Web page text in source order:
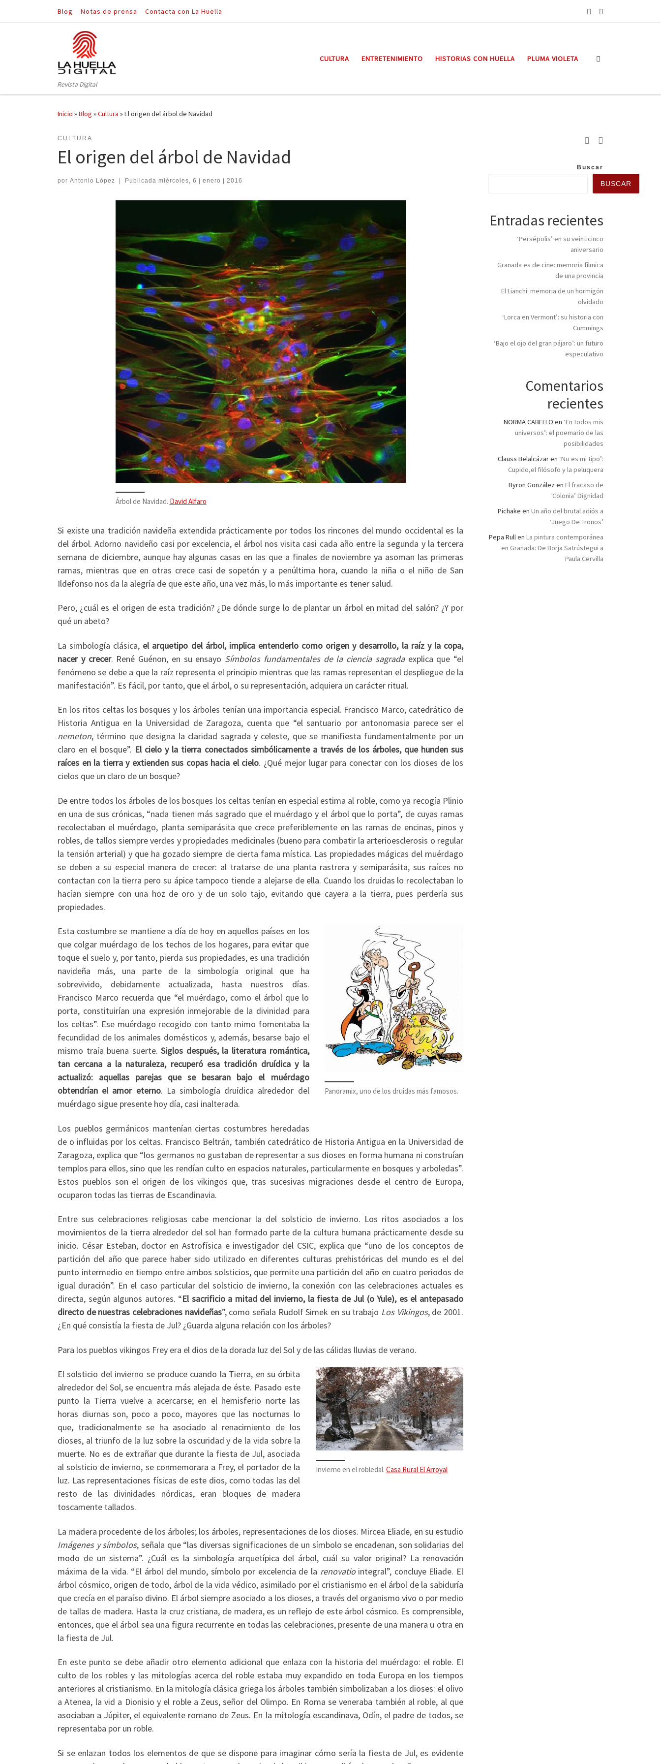
Saltar al contenido
Blog Notas de prensa Contacta con La Huella
Revista Digital
CULTURA ENTRETENIMIENTO HISTORIAS CON HUELLA PLUMA VIOLETA
Inicio »Blog »Cultura »El origen del árbol de Navidad
CULTURA
El origen del árbol de Navidad
por Antonio López Publicada miércoles, 6 | enero | 2016
Árbol de Navidad. David Alfaro
Si existe una tradición navideña extendida prácticamente por todos los rincones del mundo occidental es la
del árbol. Adorno navideño casi por excelencia, el árbol nos visita casi cada año entre la segunda y la tercera
semana de diciembre, aunque hay algunas casas en las que a finales de noviembre ya asoman las primeras
ramas, mientras que en otras crece casi de sopetón y a penúltima hora, cuando la niña o el niño de San
Ildefonso nos da la alegría de que este año, una vez más, lo más importante es tener salud.
Pero, ¿cuál es el origen de esta tradición? ¿De dónde surge lo de plantar un árbol en mitad del salón? ¿Y por
qué un abeto?
La simbología clásica, el arquetipo del árbol, implica entenderlo como origen y desarrollo, la raíz y la copa,
nacer y crecer. René Guénon, en su ensayo Símbolos fundamentales de la ciencia sagradaexplica que “el
fenómeno se debe a que la raíz representa el principio mientras que las ramas representan el despliegue de la
manifestación”. Es fácil, por tanto, que el árbol, o su representación, adquiera un carácter ritual.
En los ritos celtas los bosques y los árboles tenían una importancia especial. Francisco Marco, catedrático de
Historia Antigua en la Universidad de Zaragoza, cuenta que “el santuario por antonomasia parece ser el
nemeton, término que designa la claridad sagrada y celeste, que se manifiesta fundamentalmente por un
claro en el bosque”. El cielo y la tierra conectados simbólicamente a través de los árboles, que hunden sus
raíces en la tierra y extienden sus copas hacia el cielo. ¿Qué mejor lugar para conectar con los dioses de los
cielos que un claro de un bosque?
De entre todos los árboles de los bosques los celtas tenían en especial estima al roble, como ya recogía Plinio
en una de sus crónicas, “nada tienen más sagrado que el muérdago y el árbol que lo porta”, de cuyas ramas
recolectaban el muérdago, planta semiparásita que crece preferiblemente en las ramas de encinas, pinos y
robles, de tallos siempre verdes y propiedades medicinales (bueno para combatir la arterioesclerosis o regular
la tensión arterial) y que ha gozado siempre de cierta fama mística. Las propiedades mágicas del muérdago
se deben a su especial manera de crecer: al tratarse de una planta rastrera y semiparásita, sus raíces no
contactan con la tierra pero su ápice tampoco tiende a alejarse de ella. Cuando los druidas lo recolectaban lo
hacían siempre con una hoz de oro y de un solo tajo, evitando que cayera a la tierra, pues perdería sus
propiedades.
Panoramix, uno de los druidas más famosos.
Esta costumbre se mantiene a día de hoy en aquellos países en los
que colgar muérdago de los techos de los hogares, para evitar que
toque el suelo y, por tanto, pierda sus propiedades, es una tradición
navideña más, una parte de la simbología original que ha
sobrevivido, debidamente actualizada, hasta nuestros días.
Francisco Marco recuerda que “el muérdago, como el árbol que lo
porta, constituirían una expresión inmejorable de la divinidad para
los celtas”. Ese muérdago recogido con tanto mimo fomentaba la
fecundidad de los animales domésticos y, además, besarse bajo el
mismo traía buena suerte.Siglos después, la literatura romántica,
tan cercana a la naturaleza, recuperó esa tradición druídica y la
actualizó: aquellas parejas que se besaran bajo el muérdago
obtendrían el amor eterno. La simbología druídica alrededor del
muérdago sigue presente hoy día, casi inalterada.
Los pueblos germánicos mantenían ciertas costumbres heredadas
de o influidas por los celtas. Francisco Beltrán, también catedrático de Historia Antigua en la Universidad de
Zaragoza, explica que “los germanos no gustaban de representar a sus dioses en forma humana ni construían
templos para ellos, sino que les rendían culto en espacios naturales, particularmente en bosques y arboledas”.
Estos pueblos son el origen de los vikingos que, tras sucesivas migraciones desde el centro de Europa,
ocuparon todas las tierras de Escandinavia.
Entre sus celebraciones religiosas cabe mencionar la del solsticio de invierno. Los ritos asociados a los
movimientos de la tierra alrededor del sol han formado parte de la cultura humana prácticamente desde su
inicio. César Esteban, doctor en Astrofísica e investigador del CSIC, explica que “uno de los conceptos de
partición del año que parece haber sido utilizado en diferentes culturas prehistóricas del mundo es el del
punto intermedio en tiempo entre ambos solsticios, que permite una partición del año en cuatro periodos de
igual duración”. En el caso particular del solsticio de invierno, la conexión con las celebraciones actuales es
directa, según algunos autores. “El sacrificio a mitad del invierno, la fiesta de Jul (o Yule), es el antepasado
directo de nuestras celebraciones navideñas”, como señala Rudolf Simek en su trabajo Los Vikingos, de 2001.
¿En qué consistía la fiesta de Jul? ¿Guarda alguna relación con los árboles?
Para los pueblos vikingos Frey era el dios de la dorada luz del Sol y de las cálidas lluvias de verano.
Invierno en el robledal. Casa Rural El Arroyal
El solsticio del invierno se produce cuando la Tierra, en su órbita
alrededor del Sol, se encuentra más alejada de éste. Pasado este
punto la Tierra vuelve a acercarse; en el hemisferio norte las
horas diurnas son, poco a poco, mayores que las nocturnas lo
que, tradicionalmente se ha asociado al renacimiento de los
dioses, al triunfo de la luz sobre la oscuridad y de la vida sobre la
muerte. No es de extrañar que durante la fiesta de Jul, asociada
al solsticio de invierno, se conmemorara a Frey, el portador de la
luz. Las representaciones físicas de este dios, como todas las del
resto de las divinidades nórdicas, eran bloques de madera
toscamente tallados.
La madera procedente de los árboles; los árboles, representaciones de los dioses. Mircea Eliade, en su estudio
Imágenes y símbolos, señala que “las diversas significaciones de un símbolo se encadenan, son solidarias del
modo de un sistema”. ¿Cuál es la simbología arquetípica del árbol, cuál su valor original? La renovación
máxima de la vida. “El árbol del mundo, símbolo por excelencia de la renovatiointegral”, concluye Eliade. El
árbol cósmico, origen de todo, árbol de la vida védico, asimilado por el cristianismo en el árbol de la sabiduría
que crecía en el paraíso divino. El árbol siempre asociado a los dioses, a través del organismo vivo o por medio
de tallas de madera. Hasta la cruz cristiana, de madera, es un reflejo de este árbol cósmico. Es comprensible,
entonces, que el árbol sea una figura recurrente en todas las celebraciones, presente de una manera u otra en
la fiesta de Jul.
En este punto se debe añadir otro elemento adicional que enlaza con la historia del muérdago: el roble. El
culto de los robles y las mitologías acerca del roble estaba muy expandido en toda Europa en los tiempos
anteriores al cristianismo. En la mitología clásica griega los árboles también simbolizaban a los dioses: el olivo
a Atenea, la vid a Dionisio y el roble a Zeus, señor del Olimpo. En Roma se veneraba también al roble, al que
asociaban a Júpiter, el equivalente romano de Zeus. En la mitología escandinava, Odín, el padre de todos, se
representaba por un roble.
Si se enlazan todos los elementos de que se dispone para imaginar cómo sería la fiesta de Jul, es evidente
Buscar
BUSCAR
Entradas recientes
‘Persépolis’ en su veinticinco
aniversario
Granada es de cine: memoria fílmica
de una provincia
El Lianchi: memoria de un hormigón
olvidado
‘Lorca en Vermont’: su historia con
Cummings
‘Bajo el ojo del gran pájaro’: un futuro
especulativo
Comentarios
recientes
NORMA CABELLO en ‘En todos mis
universos’: el poemario de las
posibilidades
Clauss Belalcázaren ‘No es mi tipo’:
Cupido,el filósofo y la peluquera
Byron González en El fracaso de
‘Colonia’ Dignidad
Pichake en Un año del brutal adiós a
‘Juego De Tronos’
Pepa Rullen La pintura contemporánea
en Granada: De Borja Satrústegui a
Paula Cervilla